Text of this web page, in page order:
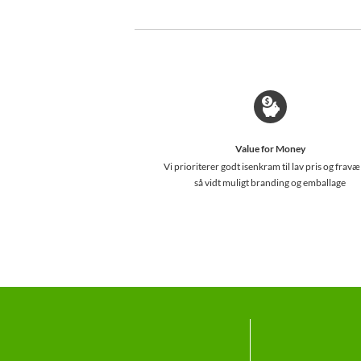
Value for Money
Vi prioriterer godt isenkram til lav pris og
så vidt muligt branding og emballage